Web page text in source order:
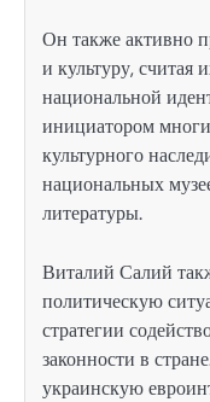
Он также активно
и культуру,
национальной
инициатором
культурного
национальных
литературы.
Виталий Салий
политическую
стратегии
законности в
украинскую